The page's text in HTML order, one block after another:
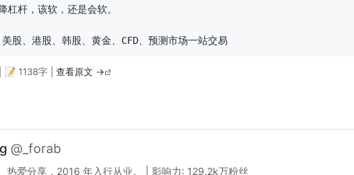
杠杆，该软，还是会软。
股、港股、韩股、黄金、CFD、预测市场一站交易
1138字 | 查看原文 →
@_forab
热爱分享，2016 年入行从业。 | 影响力: 129.2k万粉丝